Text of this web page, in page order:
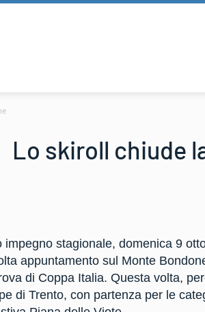
Lo skiroll chiude
impegno stagionale, domenica 9
appuntamento sul Monte
di Coppa Italia. Questa volta,
di Trento, con partenza per le